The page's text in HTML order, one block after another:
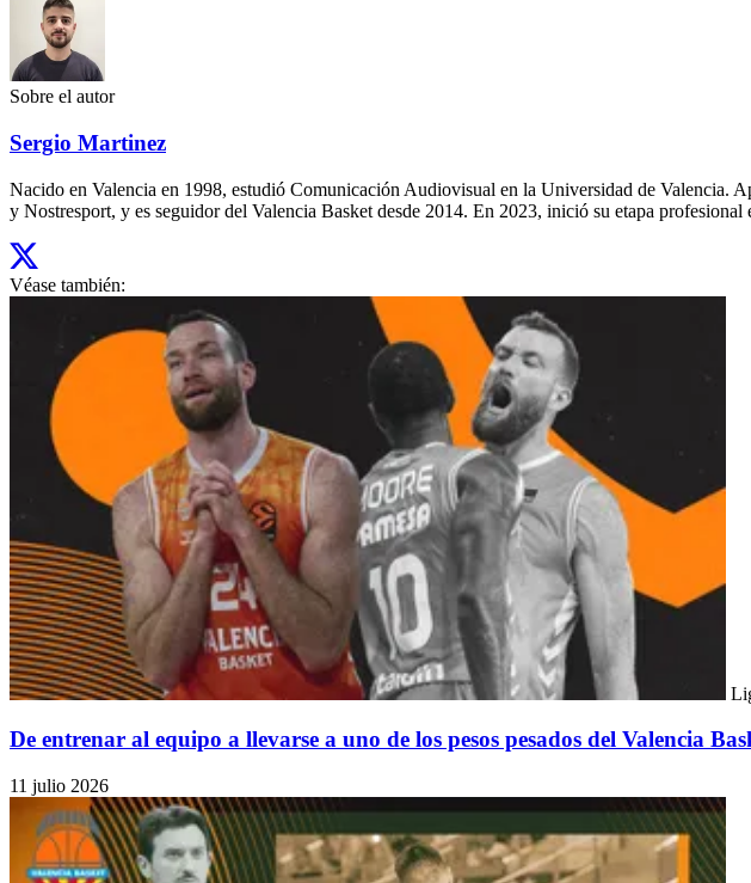
Sobre el autor
Sergio Martinez
Nacido en Valencia en 1998, estudió Comunicación Audiovisual en la Universidad de Valencia.
y Nostresport, y es seguidor del Valencia Basket desde 2014. En 2023, inició su etapa
Véase también:
De entrenar al equipo a llevarse a uno de los pesos pesados del Valencia
11 julio 2026